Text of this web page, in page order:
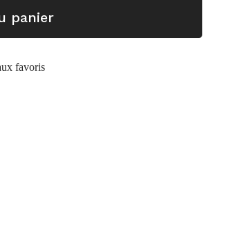
panier
favoris